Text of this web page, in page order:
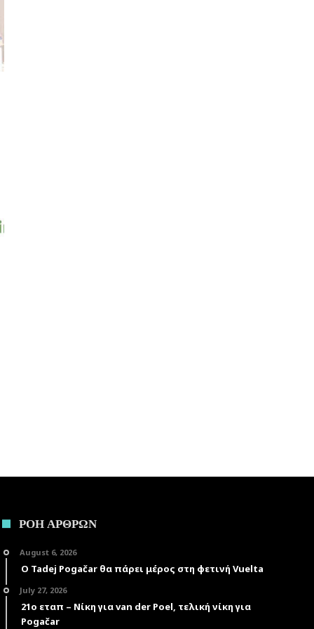
ΡΟΗ ΑΡΘΡΩΝ
August 6, 2026
Ο Tadej Pogačar θα πάρει μέρος στη φετινή Vuelta
July 27, 2026
21ο εταπ – Νίκη για van der Poel, τελική νίκη για
Pogačar